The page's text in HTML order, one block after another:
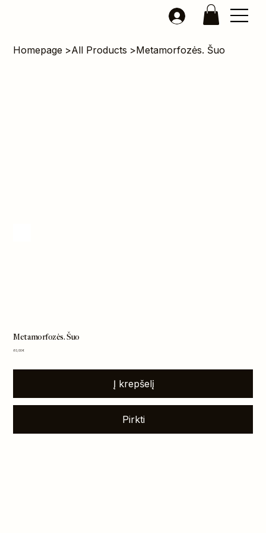
Homepage >All Products >Metamorfozės. Šuo
Metamorfozės. Šuo
Kaina
60,00 €
Į krepšelį
Pirkti